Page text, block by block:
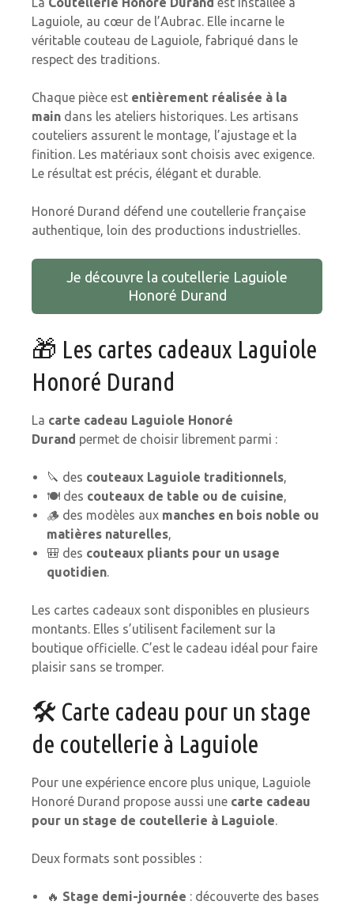
Laguiole, au cœur de l’Aubrac. Elle incarne le
véritable couteau de Laguiole, fabriqué dans le
respect des traditions.
Chaque pièce est entièrement réalisée à la
main dans les ateliers historiques. Les artisans
couteliers assurent le montage, l’ajustage et la
finition. Les matériaux sont choisis avec exigence.
Le résultat est précis, élégant et durable.
Honoré Durand défend une coutellerie française
authentique, loin des productions industrielles.
Je découvre la coutellerie Laguiole
Honoré Durand
🎁 Les cartes cadeaux Laguiole
Honoré Durand
La carte cadeau Laguiole Honoré
Durand permet de choisir librement parmi :
🔪 des couteaux Laguiole traditionnels,
🍽️ des couteaux de table ou de cuisine,
🪵 des modèles aux manches en bois noble ou
matières naturelles,
🎒 des couteaux pliants pour un usage
quotidien.
Les cartes cadeaux sont disponibles en plusieurs
montants. Elles s’utilisent facilement sur la
boutique officielle. C’est le cadeau idéal pour faire
plaisir sans se tromper.
🛠️ Carte cadeau pour un stage
de coutellerie à Laguiole
Pour une expérience encore plus unique, Laguiole
Honoré Durand propose aussi une carte cadeau
pour un stage de coutellerie à Laguiole.
Deux formats sont possibles :
🔥 Stage demi-journée : découverte des bases